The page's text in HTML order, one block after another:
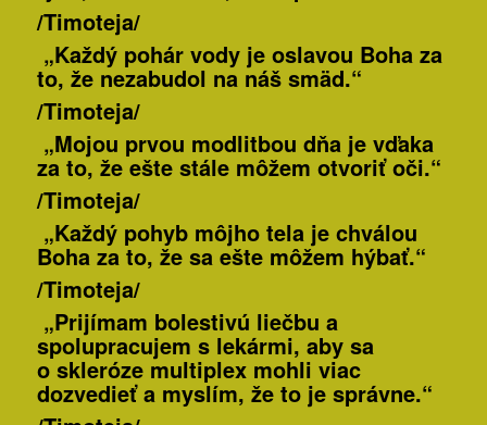
/Timoteja/
„Každý pohár vody je oslavou Boha za
to, že nezabudol na náš smäd.“
/Timoteja/
„Mojou prvou modlitbou dňa je vďaka
za to, že ešte stále môžem otvoriť oči.“
/Timoteja/
„Každý pohyb môjho tela je chválou
Boha za to, že sa ešte môžem hýbať.“
/Timoteja/
„Prijímam bolestivú liečbu a
spolupracujem s lekármi, aby sa
o skleróze multiplex mohli viac
dozvedieť a myslím, že to je správne.“